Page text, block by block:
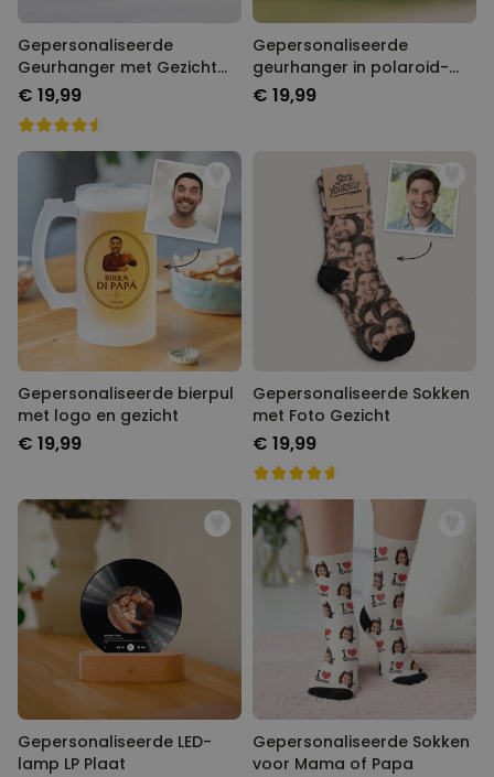
Gepersonaliseerde
Geurhanger met Gezicht
set van 2
€ 19,99
Gepersonaliseerde
geurhanger in polaroid-
look met hartjes set van 2
€ 19,99
Gepersonaliseerde bierpul
met logo en gezicht
€ 19,99
Gepersonaliseerde Sokken
met Foto Gezicht
€ 19,99
Gepersonaliseerde LED-
lamp LP Plaat
Gepersonaliseerde Sokken
voor Mama of Papa